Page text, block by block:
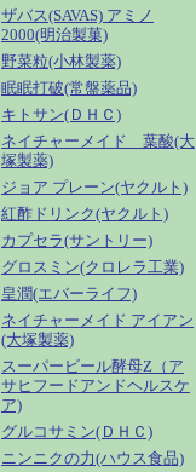
ザバス(SAVAS) アミノ
2000(明治製菓)
野菜粒(小林製薬)
眠眠打破(常盤薬品)
キトサン(ＤＨＣ)
ネイチャーメイド 葉酸(大
塚製薬)
ジョア プレーン(ヤクルト)
紅酢ドリンク(ヤクルト)
カプセラ(サントリー)
グロスミン(クロレラ工業)
皇潤(エバーライフ)
ネイチャーメイド アイアン
(大塚製薬)
スーパービール酵母Z（ア
サヒフードアンドヘルスケ
ア)
グルコサミン(ＤＨＣ)
ニンニクの力(ハウス食品)